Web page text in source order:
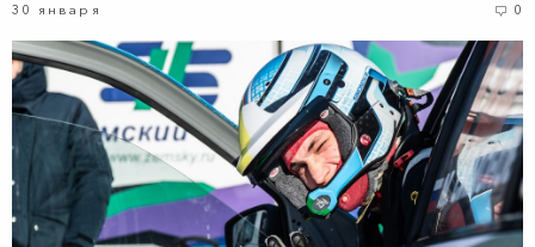
30 января 0